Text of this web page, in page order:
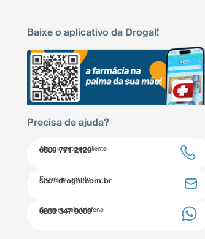
Baixe o aplicativo da Drogal!
Precisa de ajuda?
Atendimento ao cliente
0800 771 2120
Entre em contato
sac@drogal.com.br
Compre pelo telefone
0800 347 0000